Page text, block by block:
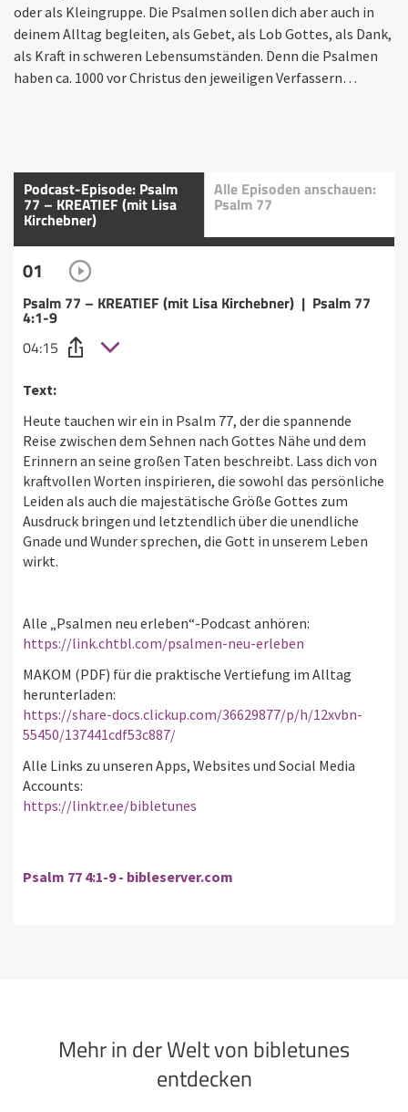
oder als Kleingruppe. Die Psalmen sollen dich aber auch in
deinem Alltag begleiten, als Gebet, als Lob Gottes, als Dank,
als Kraft in schweren Lebensumständen. Denn die Psalmen
haben ca. 1000 vor Christus den jeweiligen Verfassern…
Podcast-Episode: Psalm
77 – KREATIEF (mit Lisa
Kirchebner)
Alle Episoden anschauen:
Psalm 77
01
Psalm 77 – KREATIEF (mit Lisa Kirchebner) | Psalm 77
4:1-9
04:15
Text:
Heute tauchen wir ein in Psalm 77, der die spannende
Reise zwischen dem Sehnen nach Gottes Nähe und dem
Erinnern an seine großen Taten beschreibt. Lass dich von
kraftvollen Worten inspirieren, die sowohl das persönliche
Leiden als auch die majestätische Größe Gottes zum
Ausdruck bringen und letztendlich über die unendliche
Gnade und Wunder sprechen, die Gott in unserem Leben
wirkt.
Alle „Psalmen neu erleben“-Podcast anhören:
https://link.chtbl.com/psalmen-neu-erleben
MAKOM (PDF) für die praktische Vertiefung im Alltag
herunterladen:
https://share-docs.clickup.com/36629877/p/h/12xvbn-
55450/137441cdf53c887/
Alle Links zu unseren Apps, Websites und Social Media
Accounts:
https://linktr.ee/bibletunes
Psalm 77 4:1-9 - bibleserver.com
Mehr in der Welt von bibletunes
entdecken